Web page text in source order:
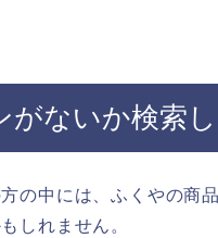
ないか検索し
の中には、ふくやの商
しれません。